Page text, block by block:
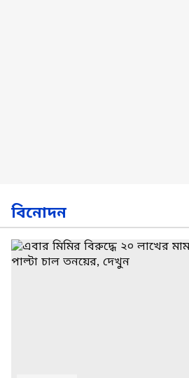
বিনোদন